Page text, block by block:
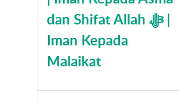
dan Shifat Allah ﷻ |
Iman Kepada
Malaikat